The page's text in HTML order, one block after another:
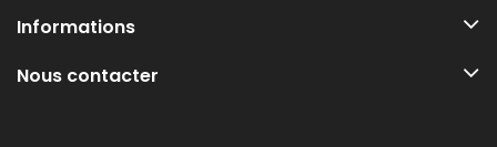
Informations
Nous contacter